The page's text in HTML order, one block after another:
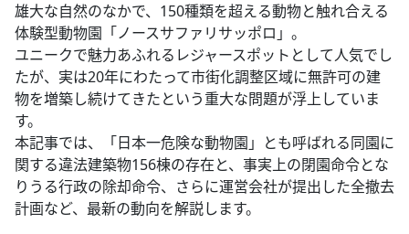
雄大な自然のなかで、150種類を超える動物と触れ合える
体験型動物園「ノースサファリサッポロ」。
ユニークで魅力あふれるレジャースポットとして人気でし
たが、実は20年にわたって市街化調整区域に無許可の建
物を増築し続けてきたという重大な問題が浮上していま
す。
本記事では、「日本一危険な動物園」とも呼ばれる同園に
関する違法建築物156棟の存在と、事実上の閉園命令とな
りうる行政の除却命令、さらに運営会社が提出した全撤去
計画など、最新の動向を解説します。